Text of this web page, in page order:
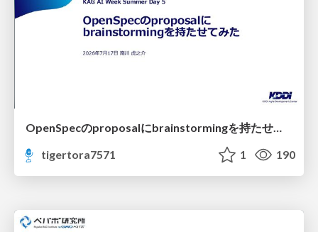
OpenSpecのproposalにbrainstormingを持たせてみた
tigertora7571
1 190